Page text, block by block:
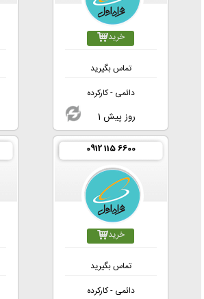
خرید
تماس بگیرید
دائمی - کارکرده
1 روز پیش
0912 115 6600
خرید
تماس بگیرید
دائمی - کارکرده